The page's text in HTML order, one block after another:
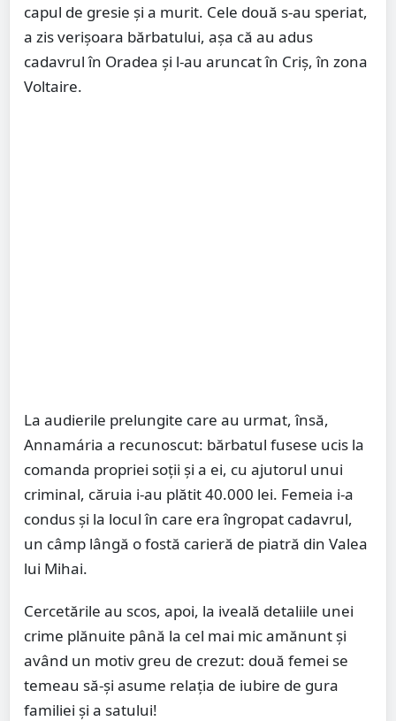
capul de gresie şi a murit. Cele două s-au speriat,
a zis verişoara bărbatului, aşa că au adus
cadavrul în Oradea şi l-au aruncat în Criş, în zona
Voltaire.
La audierile prelungite care au urmat, însă,
Annamária a recunoscut: bărbatul fusese ucis la
comanda propriei soţii şi a ei, cu ajutorul unui
criminal, căruia i-au plătit 40.000 lei. Femeia i-a
condus şi la locul în care era îngropat cadavrul,
un câmp lângă o fostă carieră de piatră din Valea
lui Mihai.
Cercetările au scos, apoi, la iveală detaliile unei
crime plănuite până la cel mai mic amănunt şi
având un motiv greu de crezut: două femei se
temeau să-şi asume relaţia de iubire de gura
familiei şi a satului!